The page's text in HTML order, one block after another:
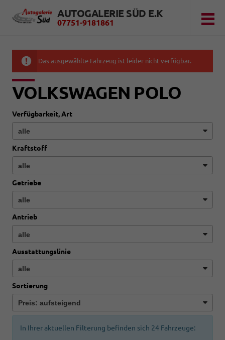
AUTOGALERIE SÜD E.K
07751-9181861
Das ausgewählte Fahrzeug ist leider nicht verfügbar.
VOLKSWAGEN POLO
Verfügbarkeit, Art
Kraftstoff
Getriebe
Antrieb
Ausstattungslinie
Sortierung
In Ihrer aktuellen Filterung befinden sich 24 Fahrzeuge: